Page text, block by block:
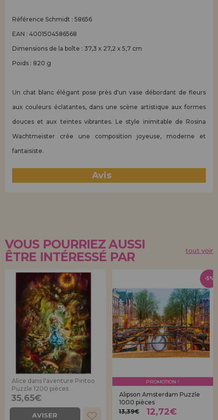
Référence Schmidt : 58656
EAN : 4001504586568
Dimensions de la boîte : 37,3 x 27,2 x 5,7 cm
Poids : 820 g
Un chat blanc élégant pose près d'un vase débordant de fleurs
aux couleurs éclatantes, dans une scène artistique aux formes
douces et aux teintes vibrantes. Le style inimitable de Rosina
Wachtmeister crée une composition joyeuse, moderne et
fantaisiste.
Avis
VOUS POURRIEZ AUSSI
ÊTRE INTÉRESSÉ PAR
tout voir
Alice dans l'aventure Pintoo
Puzzle 1200 pièces
35,65€
AVISER
PROMOTION !
Alipson Amsterdam Puzzle
1000 pièces
13,39€
12,72€
-5%